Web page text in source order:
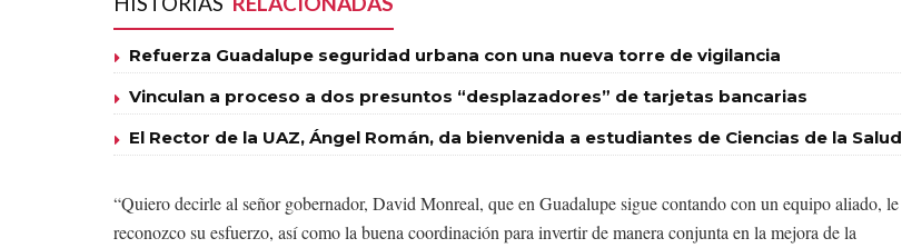
Refuerza Guadalupe seguridad urbana con una nueva torre de vigilancia
Vinculan a proceso a dos presuntos “desplazadores” de tarjetas bancarias
El Rector de la UAZ, Ángel Román, da bienvenida a estudiantes de Ciencias de la Salud
“Quiero decirle al señor gobernador, David Monreal, que en Guadalupe sigue contando con un equipo aliado, le
reconozco su esfuerzo, así como la buena coordinación para invertir de manera conjunta en la mejora de la